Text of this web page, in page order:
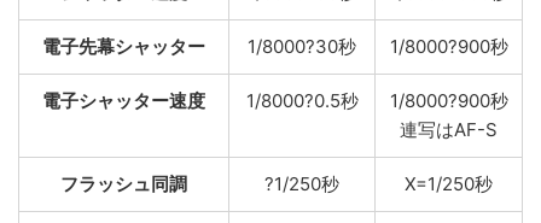
電子先幕シャッター 1/8000?30秒 1/8000?900秒
電子シャッター速度 1/8000?0.5秒
1/8000?900秒
連写はAF-S
フラッシュ同調 ?1/250秒 X=1/250秒